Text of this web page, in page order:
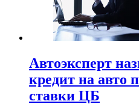
Автоэксперт
кредит на авто
ставки ЦБ